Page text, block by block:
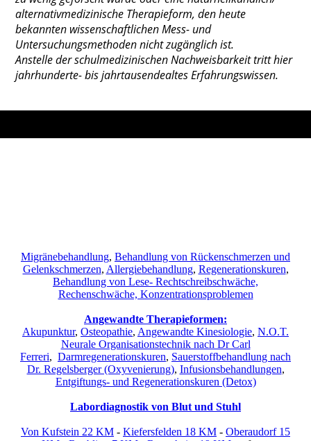
alternativmedizinische Therapieform, den heute
bekannten wissenschaftlichen Mess- und
Untersuchungsmethoden nicht zugänglich ist.
Anstelle der schulmedizinischen Nachweisbarkeit tritt hier
jahrhunderte- bis jahrtausendealtes Erfahrungswissen.
Migränebehandlung, Behandlung von Rückenschmerzen und
Gelenkschmerzen, Allergiebehandlung, Regenerationskuren,
Behandlung von Lese- Rechtschreibschwäche,
Rechenschwäche, Konzentrationsproblemen
Angewandte Therapieformen:
Akupunktur, Osteopathie, Angewandte Kinesiologie, N.O.T.
Neurale Organisationstechnik nach Dr Carl
Ferreri, Darmregenerationskuren, Sauerstoffbehandlung nach
Dr. Regelsberger (Oxyvenierung), Infusionsbehandlungen,
Entgiftungs- und Regenerationskuren (Detox)
Labordiagnostik von Blut und Stuhl
Von Kufstein 22 KM - Kiefersfelden 18 KM - Oberaudorf 15